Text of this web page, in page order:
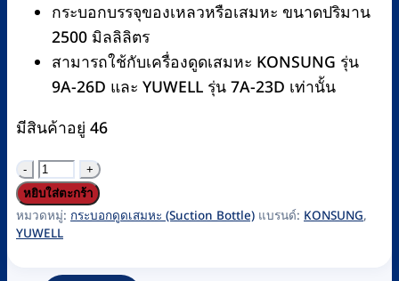
฿750.
฿690.
กระบอกบรรจุของเหลวหรือเสมหะ ขนาดปริมาน
2500 มิลลิลิตร
สามารถใช้กับเครื่องดูดเสมหะ KONSUNG รุ่น
9A-26D และ YUWELL รุ่น 7A-23D เท่านั้น
มีสินค้าอยู่ 46
จำนวน
กระบอก
ดูด
เสมหะ
หยิบใส่ตะกร้า
หมวดหมู่: กระบอกดูดเสมหะ (Suction Bottle) แบรนด์: KONSUNG,
YUWELL